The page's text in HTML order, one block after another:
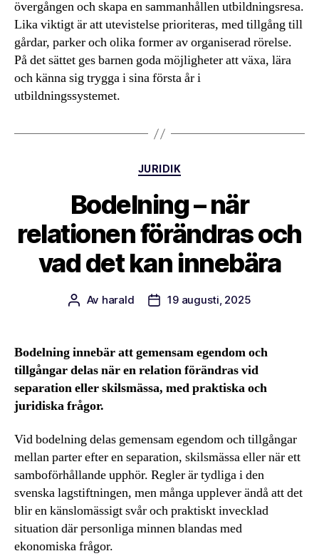
övergången och skapa en sammanhållen utbildningsresa.
Lika viktigt är att utevistelse prioriteras, med tillgång till
gårdar, parker och olika former av organiserad rörelse.
På det sättet ges barnen goda möjligheter att växa, lära
och känna sig trygga i sina första år i
utbildningssystemet.
Kategorier
JURIDIK
Bodelning – när
relationen förändras och
vad det kan innebära
Inläggsförfattare
Av harald Inläggsdatum
19 augusti, 2025
Bodelning innebär att gemensam egendom och
tillgångar delas när en relation förändras vid
separation eller skilsmässa, med praktiska och
juridiska frågor.
Vid bodelning delas gemensam egendom och tillgångar
mellan parter efter en separation, skilsmässa eller när ett
samboförhållande upphör. Regler är tydliga i den
svenska lagstiftningen, men många upplever ändå att det
blir en känslomässigt svår och praktiskt invecklad
situation där personliga minnen blandas med
ekonomiska frågor.